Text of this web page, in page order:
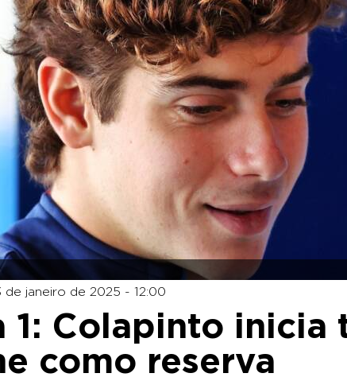
de janeiro de 2025 - 12:00
1: Colapinto inicia
como reserva